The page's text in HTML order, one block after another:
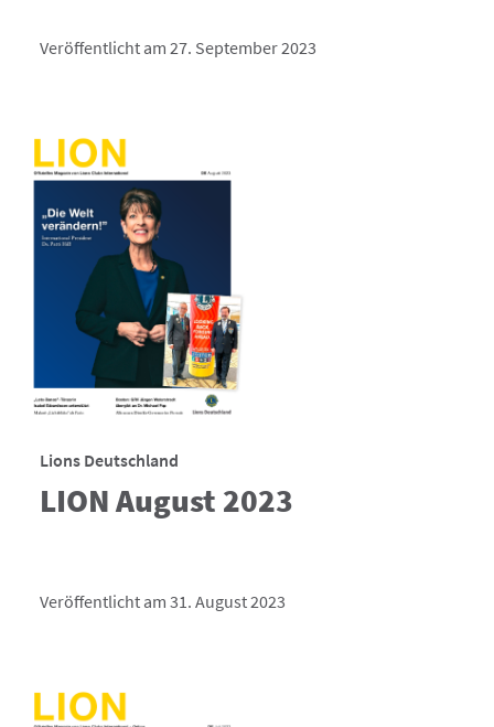
Veröffentlicht am 27. September 2023
Lions Deutschland
LION August 2023
Veröffentlicht am 31. August 2023